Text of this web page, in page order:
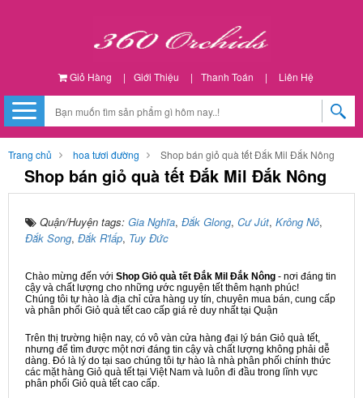
Giỏ Hàng | Giới Thiệu | Thanh Toán | Liên Hệ
Trang chủ hoa tươi đường Shop bán giỏ quà tết Đắk Mil Đắk Nông
Shop bán giỏ quà tết Đắk Mil Đắk Nông
Quận/Huyện tags: Gia Nghĩa, Đắk Glong, Cư Jút, Krông Nô,
Đắk Song, Đắk R'lấp, Tuy Đức
Chào mừng đến với Shop Giỏ quà tết Đắk Mil Đắk Nông - nơi đáng tin
cậy và chất lượng cho những ước nguyện tết thêm hạnh phúc!
Chúng tôi tự hào là địa chỉ cửa hàng uy tín, chuyên mua bán, cung cấp
và phân phối Giỏ quà tết cao cấp giá rẻ duy nhất tại Quận
Trên thị trường hiện nay, có vô vàn cửa hàng đại lý bán Giỏ quà tết,
nhưng để tìm được một nơi đáng tin cậy và chất lượng không phải dễ
dàng. Đó là lý do tại sao chúng tôi tự hào là nhà phân phối chính thức
các mặt hàng Giỏ quà tết tại Việt Nam và luôn đi đầu trong lĩnh vực
phân phối Giỏ quà tết cao cấp.